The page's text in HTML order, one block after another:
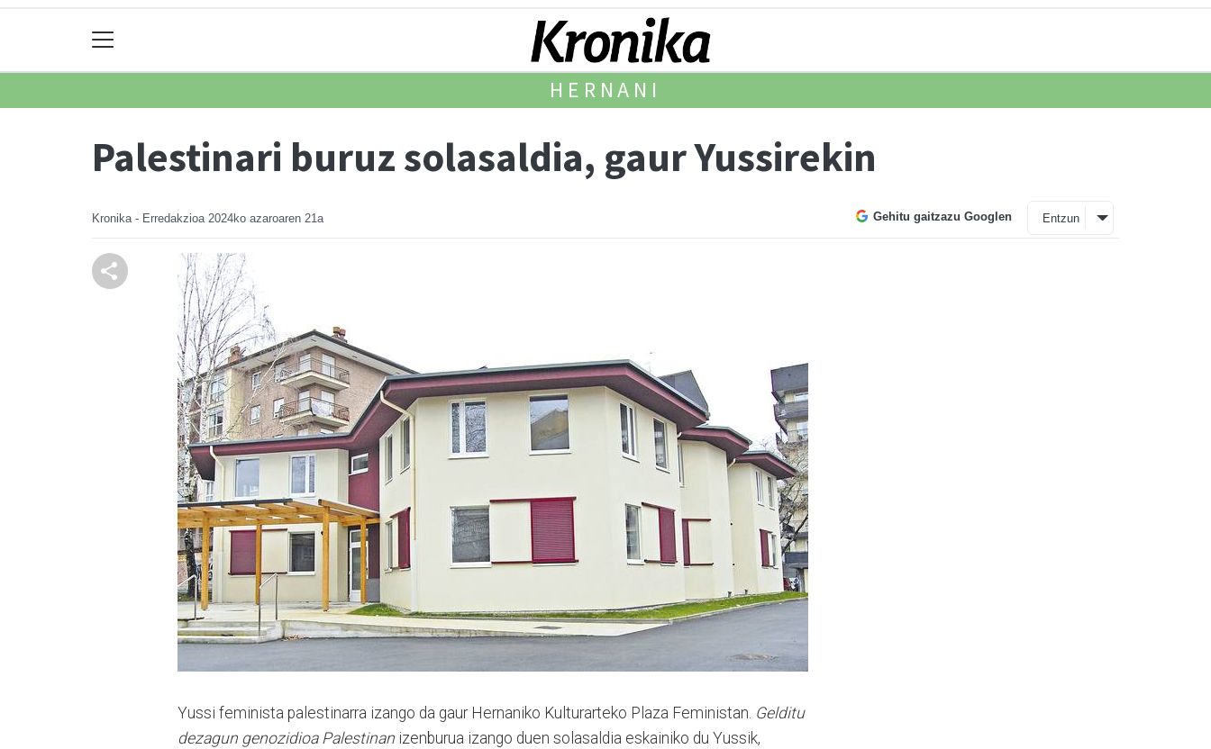
HERNANI
Palestinari buruz solasaldia, gaur Yussirekin
Kronika - Erredakzioa 2024ko azaroaren 21a Gehitu gaitzazu Googlen Entzun
Yussi feminista palestinarra izango da gaur Hernaniko Kulturarteko Plaza Feministan. Gelditu
dezagun genozidioa Palestinan izenburua izango duen solasaldia eskainiko du Yussik,